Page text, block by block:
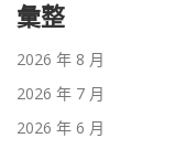
彙整
2026 年 8 月
2026 年 7 月
2026 年 6 月